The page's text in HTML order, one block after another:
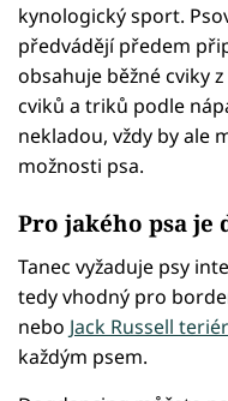
kynologický sport.
předvádějí předem
obsahuje běžné cviky
cviků a triků podle
nekladou, vždy by ale
možnosti psa.
Pro jakého psa je
Tanec vyžaduje psy
tedy vhodný pro
nebo Jack Russell
každým psem.